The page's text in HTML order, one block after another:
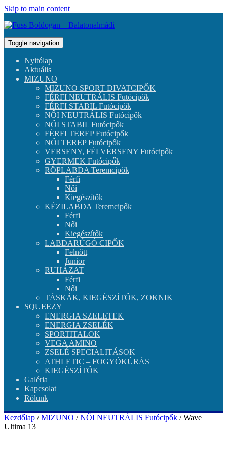
Skip to main content
Toggle navigation
Nyitólap
Aktuális
MIZUNO
MIZUNO SPORT DIVATCIPŐK
FÉRFI NEUTRÁLIS Futócipők
FÉRFI STABIL Futócipők
NŐI NEUTRÁLIS Futócipők
NŐI STABIL Futócipők
FÉRFI TEREP Futócipők
NŐI TEREP Futócipők
VERSENY, FÉLVERSENY Futócipők
GYERMEK Futócipők
RÖPLABDA Teremcipők
Férfi
Női
Kiegészítők
KÉZILABDA Teremcipők
Férfi
Női
Kiegészítők
LABDARÚGÓ CIPŐK
Felnőtt
Junior
RUHÁZAT
Férfi
Női
TÁSKÁK, KIEGÉSZÍTŐK, ZOKNIK
SQUEEZY
ENERGIA SZELETEK
ENERGIA ZSELÉK
SPORTITALOK
VEGA AMINO
ZSELÉ SPECIALITÁSOK
ATHLETIC – FOGYÓKÚRÁS
KIEGÉSZÍTŐK
Galéria
Kapcsolat
Rólunk
Kezdőlap /MIZUNO /NŐI NEUTRÁLIS Futócipők / Wave
Ultima 13